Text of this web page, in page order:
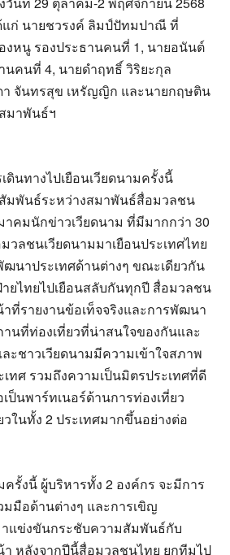
ก่ นายชวรงค์ ลิมป์ปัทมปาณี ที่
งหนู รองประธานคนที่ 1, นายอนันต์
คนที่ 4, นายดำฤทธิ์ วิริยะกุล
า จันทรสุข เหรัญญิก และนายกฤษติน
มาพันธ์ฯ
ดินทางไปเยือนเวียดนามครั้งนี้
มพันธ์ระหว่างสมาพันธ์สื่อมวลชน
าคมนักข่าวเวียดนาม ที่มีมากกว่า 30
วลชนเวียดนามมาเยือนประเทศไทย
นาประเทศด้านต่างๆ ขณะเดียวกัน
ายไทยไปเยือนสลับกันทุกปี สื่อมวลชน
ที่รายงานข้อเท็จจริงและการพัฒนา
นที่ท่องเที่ยวที่น่าสนใจของกันและ
ะชาวเวียดนามมีความเข้าใจสภาพ
ทศ รวมถึงความเป็นมิตรประเทศที่ดี
นพาร์ทเนอร์ด้านการท่องเที่ยว
ในทั้ง 2 ประเทศมากขึ้นอย่างต่อ
ครั้งนี้ ผู้บริหารทั้ง 2 องค์กร จะมีการ
มือด้านต่างๆ และการเขิญ
แข่งขันกระชับความสัมพันธ์กับ
หลังจากปีนี้สื่อมวลชนไทย ยกทีมไป